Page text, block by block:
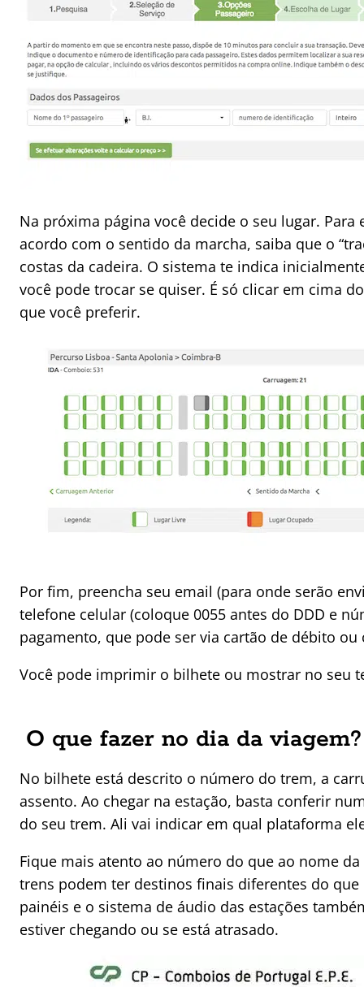
Na próxima página você decide o seu lugar. Para
acordo com o sentido da marcha, saiba que o
costas da cadeira. O sistema te indica
você pode trocar se quiser. É só clicar em cima
que você preferir.
Por fim, preencha seu email (para onde serão
telefone celular (coloque 0055 antes do DDD e
pagamento, que pode ser via cartão de débito
Você pode imprimir o bilhete ou mostrar no seu
O que fazer no dia da viagem?
No bilhete está descrito o número do trem, a
assento. Ao chegar na estação, basta conferir
do seu trem. Ali vai indicar em qual plataforma
Fique mais atento ao número do que ao nome
trens podem ter destinos finais diferentes do
painéis e o sistema de áudio das estações
estiver chegando ou se está atrasado.